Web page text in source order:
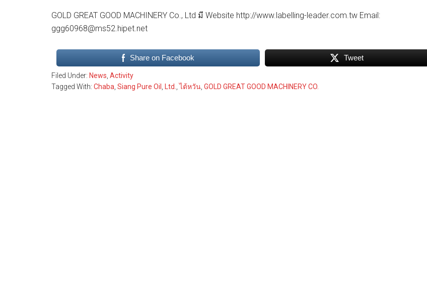
GOLD GREAT GOOD MACHINERY Co., Ltd มี Website http://www.labelling-leader.com.tw Email:
ggg60968@ms52.hipet.net
Share on Facebook Tweet
Filed Under: News, Activity
Tagged With: Chaba, Siang Pure Oil , Ltd.,ไต้หวัน, GOLD GREAT GOOD MACHINERY CO.